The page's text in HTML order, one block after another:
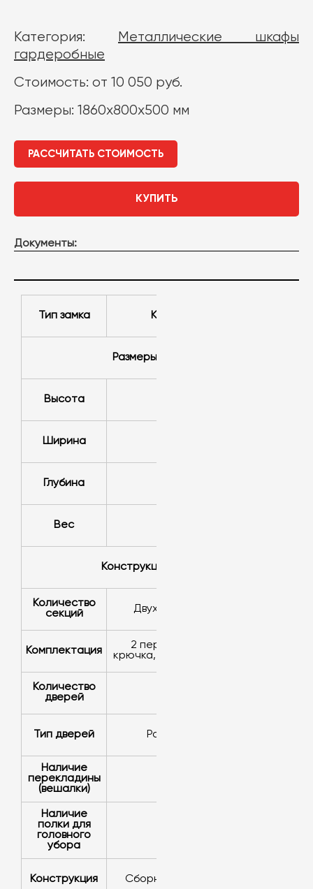
Категория:
Металлические шкафы
гардеробные
Стоимость: от 10 050 руб.
Размеры: 1860x800x500 мм
РАССЧИТАТЬ СТОИМОСТЬ
КУПИТЬ
Документы:
Тип замка
Размеры
Высота
Ширина
Глубина
Вес
Конструкция
Количество
секций
Двухсекционные
Комплектация
2 перекладины, 4
крючка, 2 врезных замка
Количество
дверей
Тип дверей распашные
Наличие
перекладины
(вешалки)
Наличие
полки для
головного
убора
Конструкция Сборно-разборная